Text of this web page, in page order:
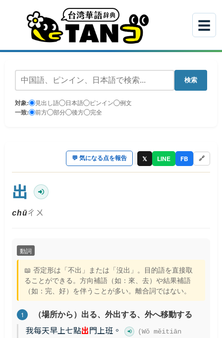
☰
検索
対象: 見出し語 日本語 ピンイン 例文
一致: 前方 部分 後方 完全
💬 気になる点を報告 𝕏 LINE FB 🔗
出
chūㄔㄨ
動詞
📖 否定形は「不出」または「沒出」。目的語を直接取
ることができる。方向補語（如：來、去）や結果補語
（如：完、好）を伴うことが多い。離合詞ではない。
1 （場所から）出る、外出する、外へ移動する
我每天早上七點出門上班。
(Wǒ měitiān